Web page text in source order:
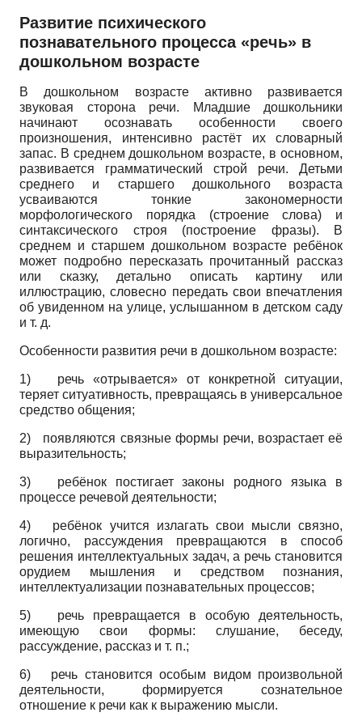
Развитие психического
познавательного процесса «речь» в
дошкольном возрасте
В дошкольном возрасте активно развивается
звуковая сторона речи. Младшие дошкольники
начинают осознавать особенности своего
произношения, интенсивно растёт их словарный
запас. В среднем дошкольном возрасте, в основном,
развивается грамматический строй речи. Детьми
среднего и старшего дошкольного возраста
усваиваются тонкие закономерности
морфологического порядка (строение слова) и
синтаксического строя (построение фразы). В
среднем и старшем дошкольном возрасте ребёнок
может подробно пересказать прочитанный рассказ
или сказку, детально описать картину или
иллюстрацию, словесно передать свои впечатления
об увиденном на улице, услышанном в детском саду
и т. д.
Особенности развития речи в дошкольном возрасте:
1) речь «отрывается» от конкретной ситуации,
теряет ситуативность, превращаясь в универсальное
средство общения;
2) появляются связные формы речи, возрастает её
выразительность;
3) ребёнок постигает законы родного языка в
процессе речевой деятельности;
4) ребёнок учится излагать свои мысли связно,
логично, рассуждения превращаются в способ
решения интеллектуальных задач, а речь становится
орудием мышления и средством познания,
интеллектуализации познавательных процессов;
5) речь превращается в особую деятельность,
имеющую свои формы: слушание, беседу,
рассуждение, рассказ и т. п.;
6) речь становится особым видом произвольной
деятельности, формируется сознательное
отношение к речи как к выражению мысли.